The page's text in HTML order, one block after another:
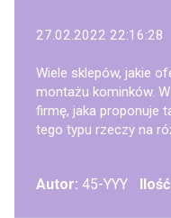
27.02.2022 22:16:28
Wiele sklepów, jakie
montażu kominków.
firmę, jaka proponuje
tego typu rzeczy na
Autor: 45-YYY